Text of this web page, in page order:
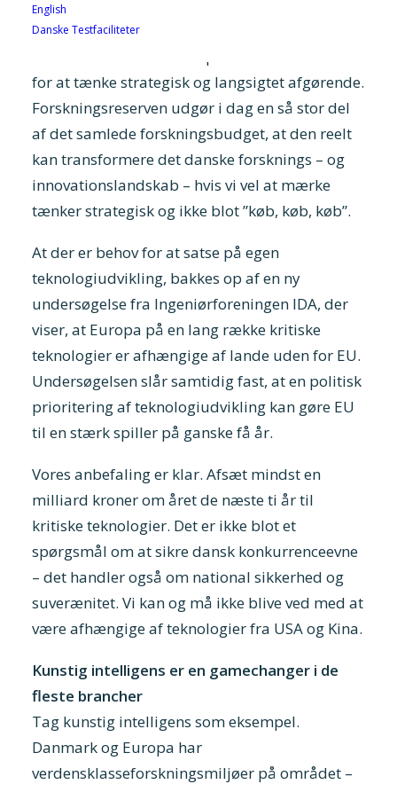
English
Danske Testfaciliteter
foreningen
for at tænke strategisk og langsigtet afgørende.
Forskningsreserven udgør i dag en så stor del
af det samlede forskningsbudget, at den reelt
kan transformere det danske forsknings – og
innovationslandskab – hvis vi vel at mærke
tænker strategisk og ikke blot ”køb, køb, køb”.
At der er behov for at satse på egen
teknologiudvikling, bakkes op af en ny
undersøgelse fra Ingeniørforeningen IDA, der
viser, at Europa på en lang række kritiske
teknologier er afhængige af lande uden for EU.
Undersøgelsen slår samtidig fast, at en politisk
prioritering af teknologiudvikling kan gøre EU
til en stærk spiller på ganske få år.
Vores anbefaling er klar. Afsæt mindst en
milliard kroner om året de næste ti år til
kritiske teknologier. Det er ikke blot et
spørgsmål om at sikre dansk konkurrenceevne
– det handler også om national sikkerhed og
suverænitet. Vi kan og må ikke blive ved med at
være afhængige af teknologier fra USA og Kina.
Kunstig intelligens er en gamechanger i de
fleste brancher
Tag kunstig intelligens som eksempel.
Danmark og Europa har
verdensklasseforskningsmiljøer på området –